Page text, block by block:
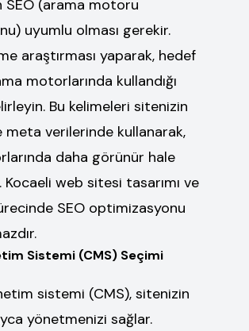
SEO (arama motoru
uyumlu olması gerekir.
araştırması yaparak, hedef
motorlarında kullandığı
Bu kelimeleri sitenizin
meta verilerinde kullanarak,
daha görünür hale
web sitesi tasarımı ve
SEO optimizasyonu
Sistemi (CMS) Seçimi
sistemi (CMS), sitenizin
yönetmenizi sağlar.